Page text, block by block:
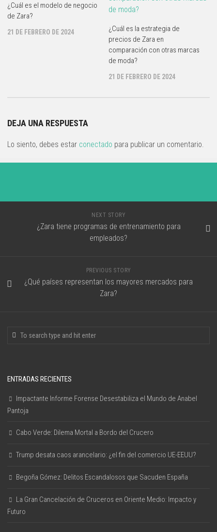
¿Cuál es el modelo de negocio
de Zara?
21 DE FEBRERO DE 2024
¿Cuál es la estrategia de
precios de Zara en
comparación con otras marcas
de moda?
21 DE FEBRERO DE 2024
DEJA UNA RESPUESTA
Lo siento, debes estar conectado para publicar un comentario.
NEXT STORY
¿Zara tiene programas de entrenamiento para
empleados?
PREVIOUS STORY
¿Qué países representan los mayores mercados para
Zara?
ENTRADAS RECIENTES
Impactante Informe Forense Desestabiliza el Mundo de Anabel
Pantoja
Cabo Verde: Dilema Mortal a Bordo del Crucero
Trump desata caos arancelario: ¿el fin del comercio UE-EEUU?
Begoña Gómez: Delitos Escandalosos que Sacuden España
La Gran Cancelación de Cruceros en Oriente Medio: Impacto y
Futuro